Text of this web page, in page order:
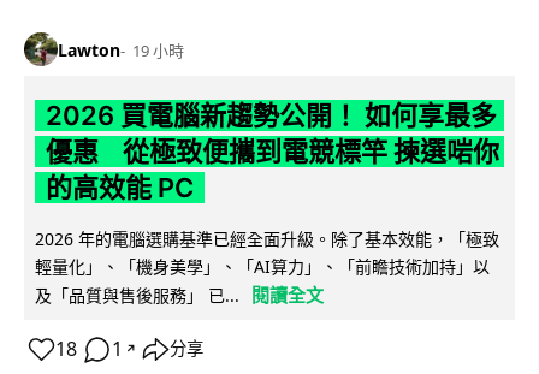
Lawton 19 小時
2026 買電腦新趨勢公開！ 如何享最多
優惠 從極致便攜到電競標竿 揀選啱你
的高效能 PC
2026 年的電腦選購基準已經全面升級。除了基本效能，「極致
輕量化」、「機身美學」、「AI算力」、「前瞻技術加持」以
及「品質與售後服務」 已...
閱讀全文
18 1 ↗ 分享